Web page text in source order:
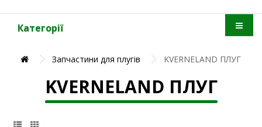
Категорії
Запчастини для плугів KVERNELAND ПЛУГ
KVERNELAND ПЛУГ